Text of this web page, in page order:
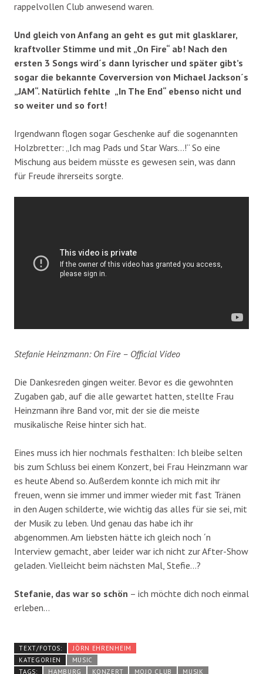
rappelvollen Club anwesend waren.
Und gleich von Anfang an geht es gut mit glasklarer,
kraftvoller Stimme und mit „On Fire“ ab! Nach den
ersten 3 Songs wird´s dann lyrischer und später gibt’s
sogar die bekannte Coverversion von Michael Jackson´s
„JAM“. Natürlich fehlte „In The End“ ebenso nicht und
so weiter und so fort!
Irgendwann flogen sogar Geschenke auf die sogenannten
Holzbretter: „Ich mag Pads und Star Wars…!“ So eine
Mischung aus beidem müsste es gewesen sein, was dann
für Freude ihrerseits sorgte.
Stefanie Heinzmann: On Fire – Official Video
Die Dankesreden gingen weiter. Bevor es die gewohnten
Zugaben gab, auf die alle gewartet hatten, stellte Frau
Heinzmann ihre Band vor, mit der sie die meiste
musikalische Reise hinter sich hat.
Eines muss ich hier nochmals festhalten: Ich bleibe selten
bis zum Schluss bei einem Konzert, bei Frau Heinzmann war
es heute Abend so. Außerdem konnte ich mich mit ihr
freuen, wenn sie immer und immer wieder mit fast Tränen
in den Augen schilderte, wie wichtig das alles für sie sei, mit
der Musik zu leben. Und genau das habe ich ihr
abgenommen. Am liebsten hätte ich gleich noch ´n
Interview gemacht, aber leider war ich nicht zur After-Show
geladen. Vielleicht beim nächsten Mal, Stefie…?
Stefanie, das war so schön – ich möchte dich noch einmal
erleben…
TEXT/FOTOS:
JÖRN EHRENHEIM
KATEGORIEN
MUSIC
TAGS:
HAMBURG KONZERT MOJO CLUB MUSIK